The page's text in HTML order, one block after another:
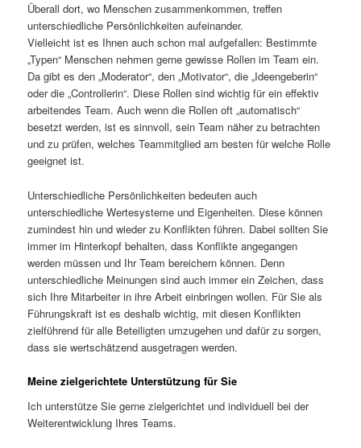
Überall dort, wo Menschen zusammenkommen, treffen
unterschiedliche Persönlichkeiten aufeinander.
Vielleicht ist es Ihnen auch schon mal aufgefallen: Bestimmte
„Typen“ Menschen nehmen gerne gewisse Rollen im Team ein.
Da gibt es den „Moderator“, den „Motivator“, die „Ideengeberin“
oder die „Controllerin“. Diese Rollen sind wichtig für ein effektiv
arbeitendes Team. Auch wenn die Rollen oft „automatisch“
besetzt werden, ist es sinnvoll, sein Team näher zu betrachten
und zu prüfen, welches Teammitglied am besten für welche Rolle
geeignet ist.
Unterschiedliche Persönlichkeiten bedeuten auch
unterschiedliche Wertesysteme und Eigenheiten. Diese können
zumindest hin und wieder zu Konflikten führen. Dabei sollten Sie
immer im Hinterkopf behalten, dass Konflikte angegangen
werden müssen und Ihr Team bereichern können. Denn
unterschiedliche Meinungen sind auch immer ein Zeichen, dass
sich Ihre Mitarbeiter in ihre Arbeit einbringen wollen. Für Sie als
Führungskraft ist es deshalb wichtig, mit diesen Konflikten
zielführend für alle Beteiligten umzugehen und dafür zu sorgen,
dass sie wertschätzend ausgetragen werden.
Meine zielgerichtete Unterstützung für Sie
Ich unterstütze Sie gerne zielgerichtet und individuell bei der
Weiterentwicklung Ihres Teams.